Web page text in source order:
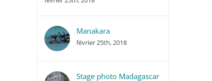
Manakara
février 25th, 2018
Stage photo Madagascar